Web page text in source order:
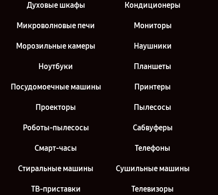
Духовые шкафы Кондиционеры
Микроволновые печи Мониторы
Морозильные камеры Наушники
Ноутбуки Планшеты
Посудомоечные машины Принтеры
Проекторы Пылесосы
Роботы-пылесосы Сабвуферы
Смарт-часы Телефоны
Стиральные машины Сушильные машины
ТВ-приставки Телевизоры